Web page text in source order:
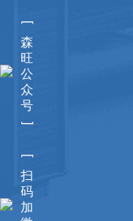
[
森
旺
公
众
号
]
[
扫
码
加